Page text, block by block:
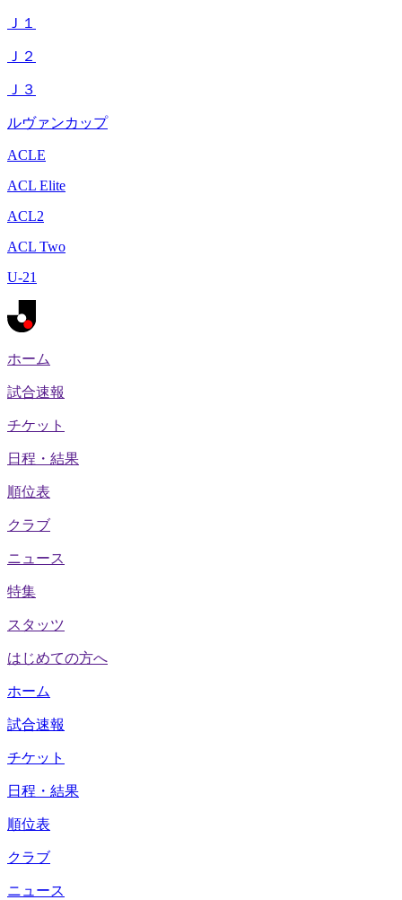
Ｊ１
Ｊ２
Ｊ３
ルヴァンカップ
ACLE
ACL Elite
ACL2
ACL Two
U-21
ホーム
試合速報
チケット
日程・結果
順位表
クラブ
ニュース
特集
スタッツ
はじめての方へ
ホーム
試合速報
チケット
日程・結果
順位表
クラブ
ニュース